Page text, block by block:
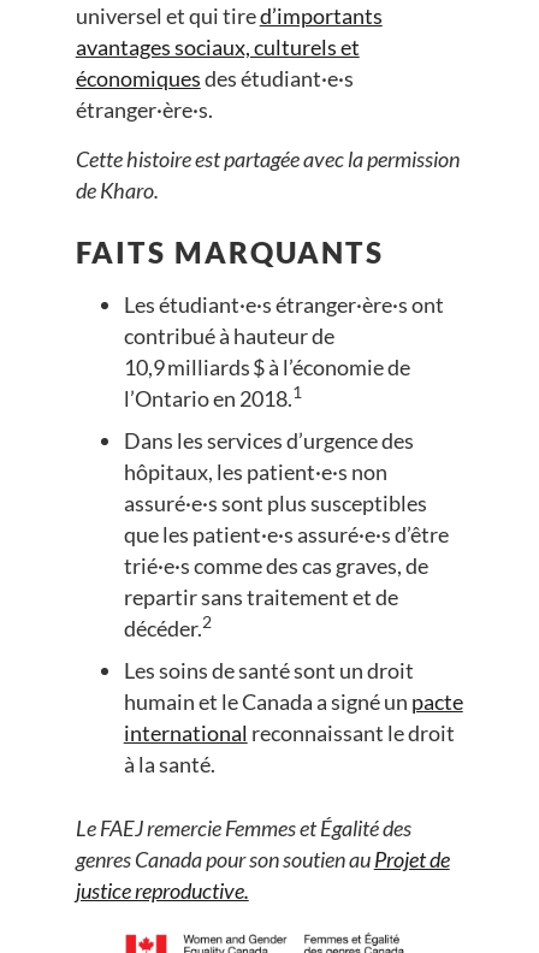
universel et qui tired’importants
avantages sociaux, culturels et
économiquesdes étudiant·e·s
étranger·ère·s.
Cette histoire est partagée avecla permission
de Kharo.
FAITS MARQUANTS
Les étudiant·e·s étranger·ère·s ont
contribué à hauteur de
10,9 milliards $ à l’économie de
l’Ontario en 2018.1
Dans les services d’urgence des
hôpitaux, les patient·e·s non
assuré·e·s sont plus susceptibles
que les patient·e·s assuré·e·s d’être
trié·e·s comme des cas graves, de
repartir sans traitement et de
décéder.2
Les soins de santé sont un droit
humain et le Canada a signé un pacte
international reconnaissant le droit
à la santé.
Le FAEJ remercie Femmes et Égalité des
genres Canada pour son soutien auProjet de
justice reproductive.